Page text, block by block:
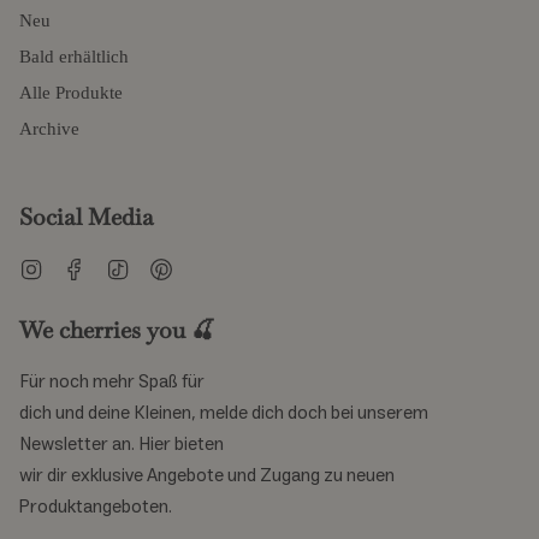
Viele unserer
weitergegeben werden können. Die klassischen Schnitte und
der zeitlose Ausdruck sorgen dafür, dass die Sweatshirts Form
und Stil behalten.
Kleine details mit großer
wirkung
Druckknöpfe an der Schulter bei den kleinsten Größen
erleichtern das An- und Ausziehen. Breite Rippbündchen an
Halsausschnitt und Ärmeln sorgen für eine gute Passform,
während das klassische Rundhals-Design seine Form behält.
Jedes Detail ist funktional durchdacht, um den Alltag zu
erleichtern.
Ideal zum kombinieren
Neu
Bald erhältlich
Alle Produkte
Archive
Social Media
InstagramFacebook
TikTok
We cherries you 🍒
Für noch mehr Spaß für
dich und deine Kleinen, melde dich doch bei unserem
Newsletter an. Hier bieten
wir dir exklusive Angebote und Zugang zu neuen
Produktangeboten.